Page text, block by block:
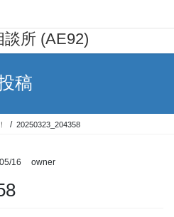
所 (AE92)
稿
20250323_204358
16 owner